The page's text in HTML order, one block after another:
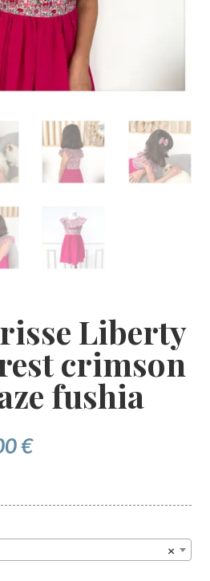
Liberty
crimson
fushia
€
×